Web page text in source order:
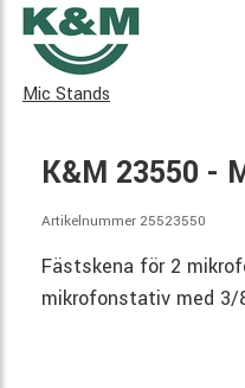
Mic Stands
K&M 23550 -
Artikelnummer 25523550
Fästskena för 2
mikrofonstativ med 3/